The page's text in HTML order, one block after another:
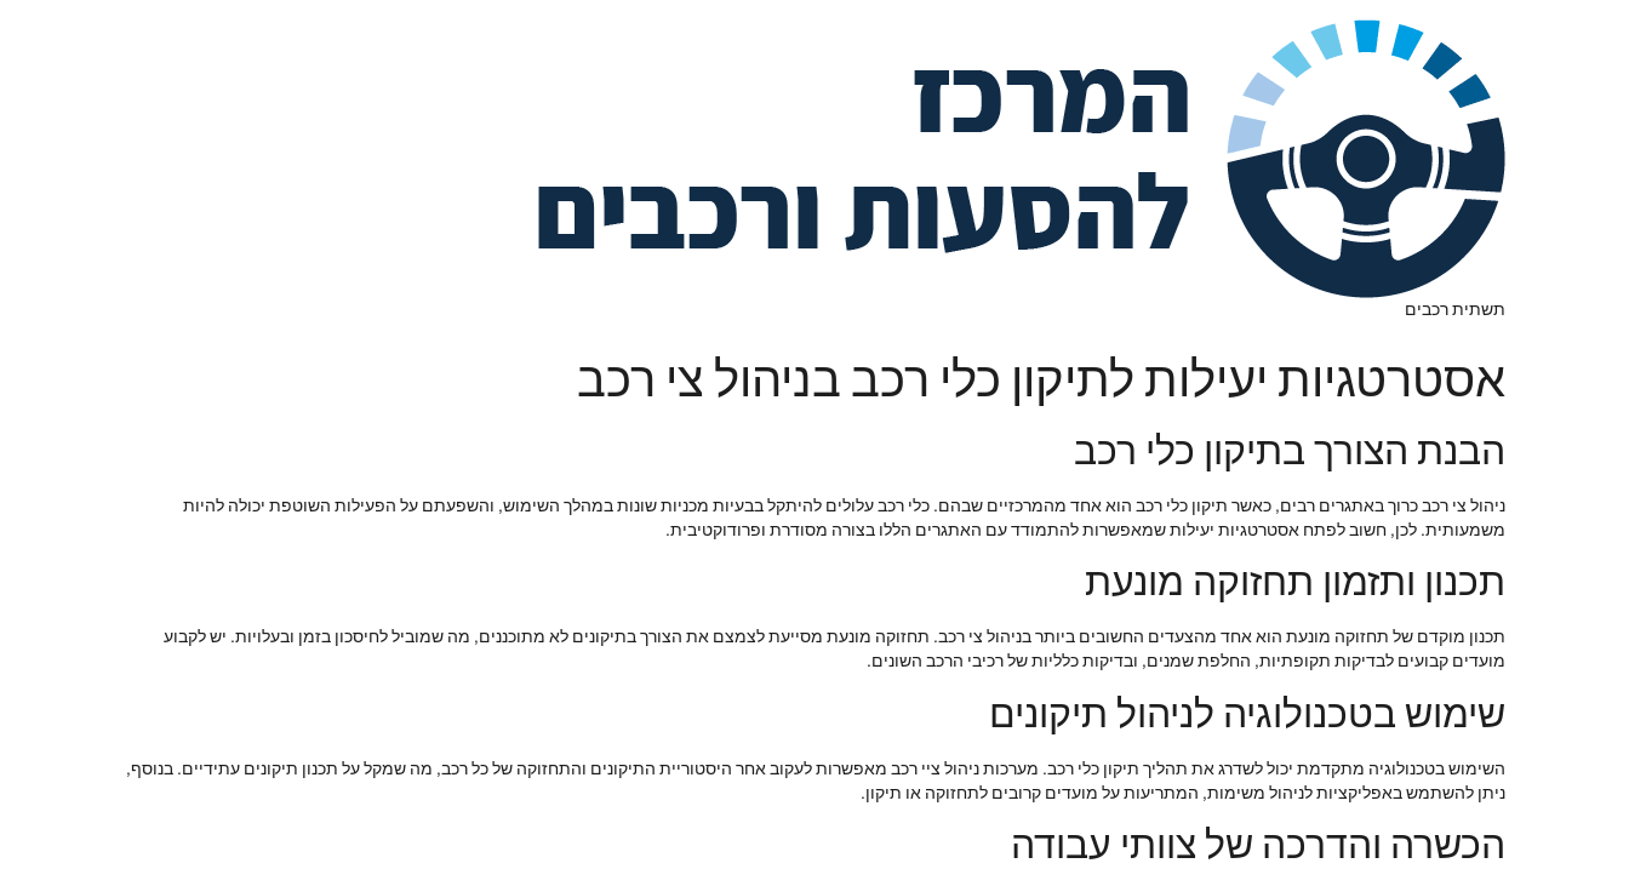
תשתית רכבים
אסטרטגיות יעילות לתיקון כלי רכב בניהול צי רכב
הבנת הצורך בתיקון כלי רכב
ניהול צי רכב כרוך באתגרים רבים, כאשר תיקון כלי רכב הוא אחד מהמרכזיים שבהם. כלי רכב עלולים להיתקל בבעיות מכניות שונות במהלך השימוש, והשפעתם על הפעילות השוטפת יכולה להיות
משמעותית. לכן, חשוב לפתח אסטרטגיות יעילות שמאפשרות להתמודד עם האתגרים הללו בצורה מסודרת ופרודוקטיבית.
תכנון ותזמון תחזוקה מונעת
תכנון מוקדם של תחזוקה מונעת הוא אחד מהצעדים החשובים ביותר בניהול צי רכב. תחזוקה מונעת מסייעת לצמצם את הצורך בתיקונים לא מתוכננים, מה שמוביל לחיסכון בזמן ובעלויות. יש לקבוע
מועדים קבועים לבדיקות תקופתיות, החלפת שמנים, ובדיקות כלליות של רכיבי הרכב השונים.
שימוש בטכנולוגיה לניהול תיקונים
השימוש בטכנולוגיה מתקדמת יכול לשדרג את תהליך תיקון כלי רכב. מערכות ניהול ציי רכב מאפשרות לעקוב אחר היסטוריית התיקונים והתחזוקה של כל רכב, מה שמקל על תכנון תיקונים עתידיים. בנוסף,
ניתן להשתמש באפליקציות לניהול משימות, המתריעות על מועדים קרובים לתחזוקה או תיקון.
הכשרה והדרכה של צוותי עבודה